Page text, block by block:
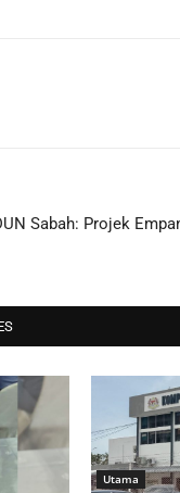
Sabah: Projek
Utama